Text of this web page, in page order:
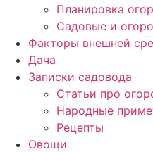
Планировка
Садовые и
Факторы внешней
Дача
Записки садовода
Статьи про
Народные
Рецепты
Овощи